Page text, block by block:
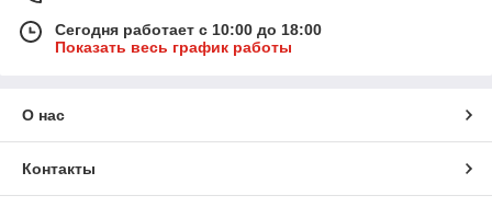
Сегодня работает с 10:00 до 18:00
Показать весь график работы
О нас
Контакты